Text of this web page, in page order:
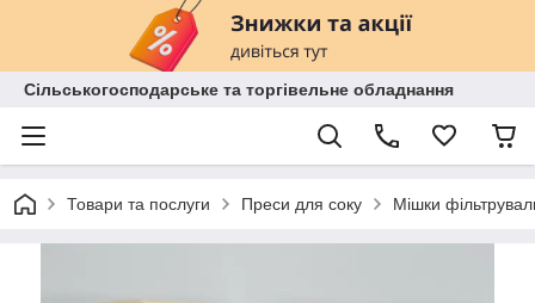
Сільськогосподарське та торгівельне обладнання
Товари та послуги Преси для соку Мішки